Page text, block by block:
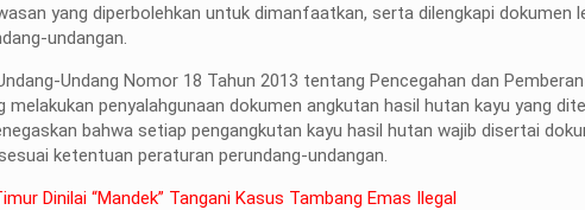
yang diperbolehkan untuk dimanfaatkan, serta dilengkapi dokumen
undangan.
Undang Nomor 18 Tahun 2013 tentang Pencegahan dan
penyalahgunaan dokumen angkutan hasil hutan kayu yang
bahwa setiap pengangkutan kayu hasil hutan wajib disertai
ketentuan peraturan perundang-undangan.
Dinilai “Mandek” Tangani Kasus Tambang Emas Ilegal